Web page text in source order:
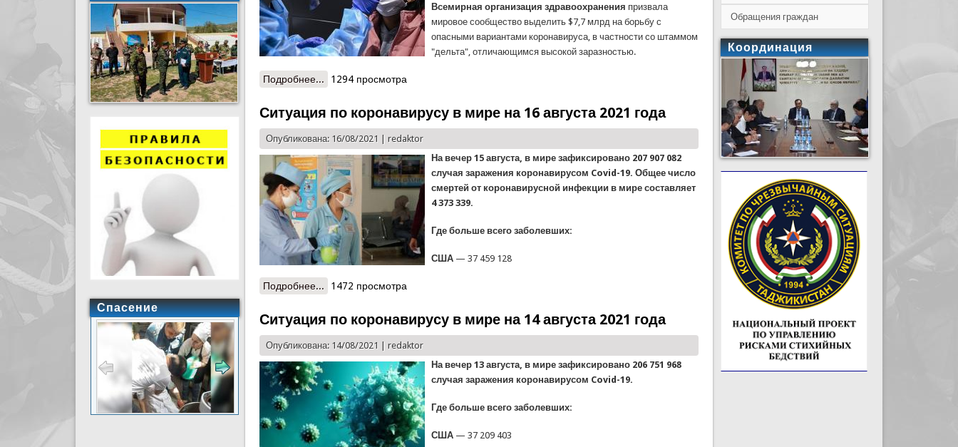
Всемирная организация здравоохранения призвала
мировое сообщество выделить $7,7 млрд на борьбу с
опасными вариантами коронавируса, в частности со штаммом
"дельта", отличающимся высокой заразностью.
Подробнее... о Ситуация по коронавирусу в мире на 17 августа 2021 года
1294 просмотра
Ситуация по коронавирусу в мире на 16 августа 2021 года
Опубликована: 16/08/2021 |redaktor
На вечер 15 августа, в мире зафиксировано 207 907 082
случая заражения коронавирусом Covid-19. Общее число
смертей от коронавирусной инфекции в мире составляет
4 373 339.
Где больше всего заболевших:
США — 37 459 128
Подробнее... о Ситуация по коронавирусу в мире на 16 августа 2021 года
1472 просмотра
Ситуация по коронавирусу в мире на 14 августа 2021 года
Опубликована: 14/08/2021 |redaktor
На вечер 13 августа, в мире зафиксировано 206 751 968
случая заражения коронавирусом Covid-19.
Где больше всего заболевших:
США — 37 209 403
Спасение
Обращения граждан
Координация